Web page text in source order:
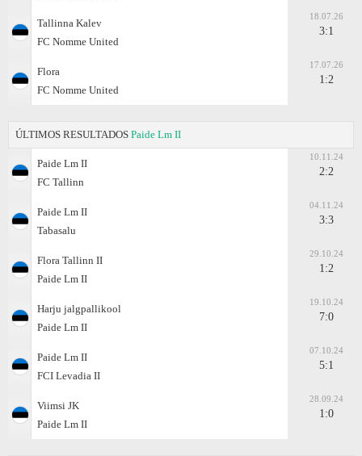
Tallinna Kalev
FC Nomme United
18.07.26
3:1
Flora
FC Nomme United
17.07.26
1:2
ÚLTIMOS RESULTADOS Paide Lm II
Paide Lm II
FC Tallinn
10.11.24
2:2
Paide Lm II
Tabasalu
04.11.24
3:3
Flora Tallinn II
Paide Lm II
29.10.24
1:2
Harju jalgpallikool
Paide Lm II
19.10.24
7:0
Paide Lm II
FCI Levadia II
07.10.24
5:1
Viimsi JK
Paide Lm II
28.09.24
1:0